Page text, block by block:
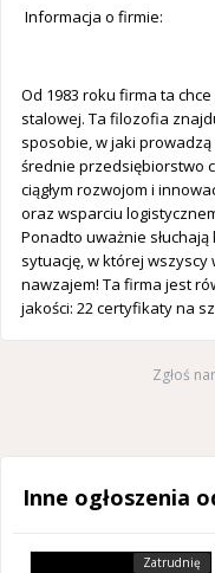
Informacja o firmie:
Od 1983 roku firma ta
stalowej. Ta filozofia
sposobie, w jaki prowadzą
średnie przedsiębiorstwo
ciągłym rozwojom i
oraz wsparciu
Ponadto uważnie
sytuację, w której wszyscy
nawzajem! Ta firma jest
jakości: 22 certyfikaty na
Zgłoś
Inne ogłoszenia
Zatrudnię